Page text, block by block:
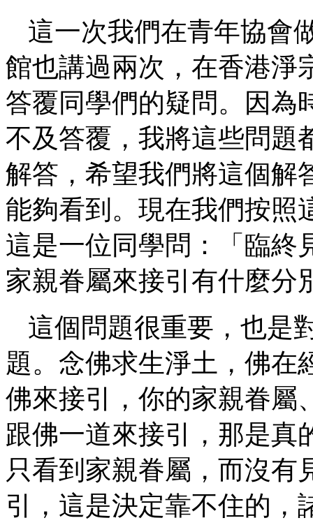
這一次我們在青年協會
館也講過兩次，在香港淨
答覆同學們的疑問。因為
不及答覆，我將這些問題
解答，希望我們將這個解
能夠看到。現在我們按照
這是一位同學問：「臨終
家親眷屬來接引有什麼分
這個問題很重要，也是
題。念佛求生淨土，佛在
佛來接引，你的家親眷屬
跟佛一道來接引，那是真
只看到家親眷屬，而沒有
引，這是決定靠不住的，